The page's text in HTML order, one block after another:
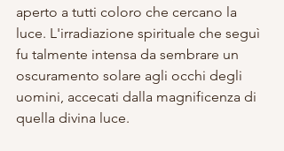
aperto a tutti coloro che cercano la
luce. L'irradiazione spirituale che seguì
fu talmente intensa da sembrare un
oscuramento solare agli occhi degli
uomini, accecati dalla magnificenza di
quella divina luce.